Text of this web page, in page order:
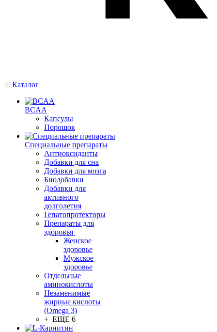
Каталог
BCAA
Капсулы
Порошок
Cпециальные препараты
Антиоксиданты
Добавки для сна
Добавки для мозга
Биодобавки
Добавки для
активного
долголетия
Гепатопротекторы
Препараты для
здоровья
Женское
здоровье
Мужское
здоровье
Отдельные
аминокислоты
Незаменимые
жирные кислоты
(Omega 3)
+ ЕЩЕ 6